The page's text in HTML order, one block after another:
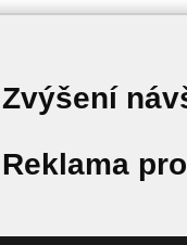
Zvýšení
Reklama